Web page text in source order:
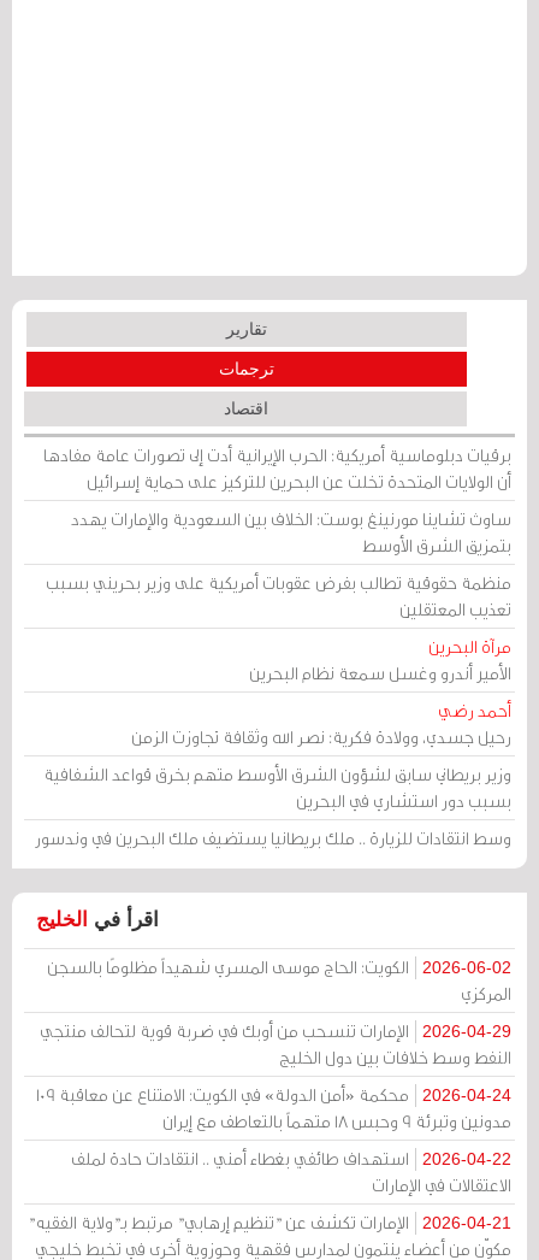
تقارير
ترجمات
اقتصاد
برقيات دبلوماسية أمريكية: الحرب الإيرانية أدت إلى تصورات عامة مفادها
أن الولايات المتحدة تخلت عن البحرين للتركيز على حماية إسرائيل
ساوث تشاينا مورنينغ بوست: الخلاف بين السعودية والإمارات يهدد
بتمزيق الشرق الأوسط
منظمة حقوقية تطالب بفرض عقوبات أمريكية على وزير بحريني بسبب
تعذيب المعتقلين
مرآة البحرين
الأمير أندرو وغسل سمعة نظام البحرين
أحمد رضي
رحيل جسدي، وولادة فكرية: نصر الله وثقافة تجاوزت الزمن
وزير بريطاني سابق لشؤون الشرق الأوسط متهم بخرق قواعد الشفافية
بسبب دور استشاري في البحرين
وسط انتقادات للزيارة .. ملك بريطانيا يستضيف ملك البحرين في وندسور
اقرأ في الخليج
2026-06-02
الكويت: الحاج موسى المسري شهيداً مظلومًا بالسجن
المركزي
2026-04-29
الإمارات تنسحب من أوبك في ضربة قوية لتحالف منتجي
النفط وسط خلافات بين دول الخليج
2026-04-24
محكمة «أمن الدولة» في الكويت: الامتناع عن معاقبة 109
مدونين وتبرئة 9 وحبس 18 متهماً بالتعاطف مع إيران
2026-04-22
استهداف طائفي بغطاء أمني .. انتقادات حادة لملف
الاعتقالات في الإمارات
2026-04-21
الإمارات تكشف عن "تنظيم إرهابي" مرتبط بـ"ولاية الفقيه"
مكوّن من أعضاء ينتمون لمدارس فقهية وحوزوية أخرى في تخبط خليجي